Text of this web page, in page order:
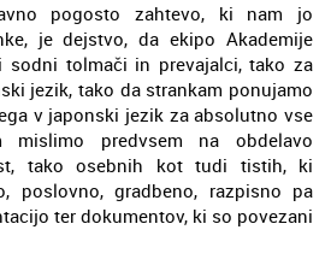
pogosto zahtevo, ki nam jo
je dejstvo, da ekipo Akademije
sodni tolmači in prevajalci, tako za
jezik, tako da strankam ponujamo
v japonski jezik za absolutno vse
predvsem na obdelavo
tako osebnih kot tudi tistih, ki
poslovno, gradbeno, razpisno pa
ter dokumentov, ki so povezani